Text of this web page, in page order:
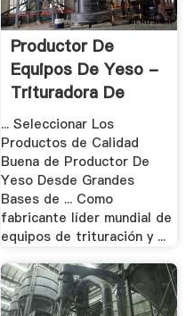
Productor De
Equipos De Yeso -
Trituradora De
Cono
... Seleccionar Los
Productos de Calidad
Buena de Productor De
Yeso Desde Grandes
Bases de ... Como
fabricante líder mundial de
equipos de trituración y ...